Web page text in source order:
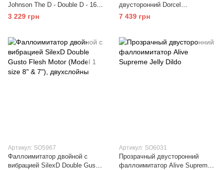
Johnson The D - Double D - 16
Inch - ULTRASKYN, диаметр
4,4см, Vack-U-Lock
3 229 грн
двусторонний Dorcel
ORGASMIC DOUBLE DO
7 439 грн
Артикул: SO5967
Фаллоимитатор двойной с
вибрацией SilexD Double Gusto
Артикул: SO6031
Прозрачный двусторонний
фаллоимитатор Alive Supreme